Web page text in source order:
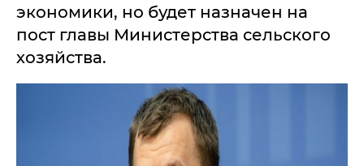
экономики, но будет назначен на
пост главы Министерства сельского
хозяйства.